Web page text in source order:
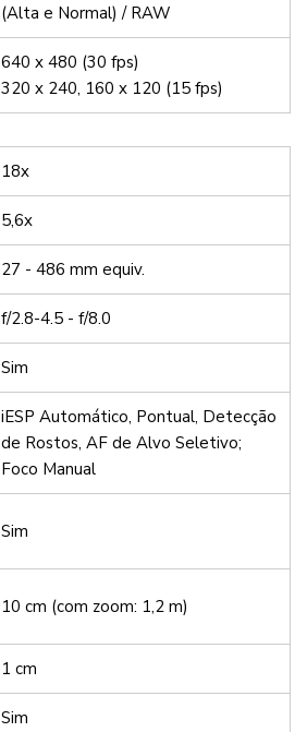
(Alta e Normal) / RAW
640 x 480 (30 fps)
320 x 240, 160 x 120 (15 fps)
18x
5,6x
27 - 486 mm equiv.
f/2.8-4.5 - f/8.0
Sim
iESP Automático, Pontual, Detecção
de Rostos, AF de Alvo Seletivo;
Foco Manual
Sim
10 cm (com zoom: 1,2 m)
1 cm
Sim